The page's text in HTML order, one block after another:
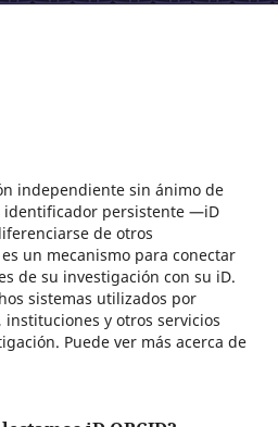
independiente sin ánimo de
identificador persistente —iD
de otros
un mecanismo para conectar
de su investigación con su iD.
sistemas utilizados por
y otros servicios
Puede ver más acerca de